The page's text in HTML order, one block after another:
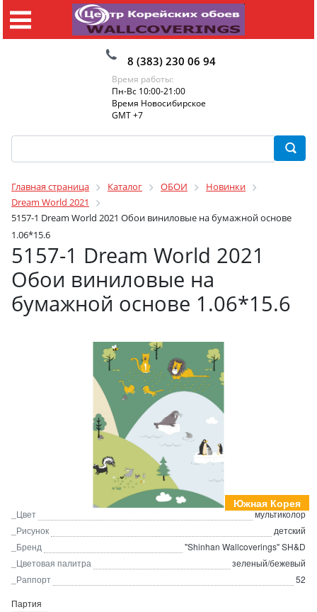
8 (383) 230 06 94
Время работы:
Пн-Вс 10:00-21:00
Время Новосибирское
GMT +7
Главная страница Каталог ОБОИ
Новинки
Dream World 2021
5157-1 Dream World 2021 Обои виниловые на бумажной основе
1.06*15.6
5157-1 Dream World 2021
Обои виниловые на
бумажной основе 1.06*15.6
Южная Корея
_Цвет
мультиколор
_Рисунок
детский
_Бренд
"Shinhan Wallcoverings" SH&D
_Цветовая палитра
зеленый/бежевый
_Раппорт
52
Партия